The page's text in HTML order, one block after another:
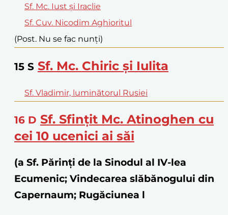
Sf. Mc. Iust și Iraclie
Sf. Cuv. Nicodim Aghioritul
(Post. Nu se fac nunți)
15 S Sf. Mc. Chiric și Iulita
Sf. Vladimir, luminătorul Rusiei
16 D Sf. Sfințit Mc. Atinoghen cu
cei 10 ucenici ai săi
(a Sf. Părinţi de la Sinodul al IV-lea
Ecumenic; Vindecarea slăbănogului din
Capernaum; Rugăciunea l